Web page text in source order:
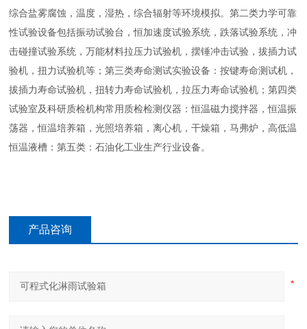
综合盐雾腐蚀，温度，湿热，综合辐射等环境模拟。第二类力学可靠
性试验设备包括振动试验台，恒加速度试验系统，跌落试验系统，冲
击碰撞试验系统，万能材料拉压力试验机，摆锤冲击试验，拔插力试
验机，扭力试验机等；第三类寿命测试实验设备：按键寿命测试机，
拔插力寿命试验机，扭转力寿命试验机，拉压力寿命试验机；第四类
试验室及科研质检机构常用质检检测仪器：恒温磁力搅拌器，恒温振
荡器，恒温培养箱，光照培养箱，离心机，干燥箱，马弗炉，高低温
恒温液槽：第五类：石油化工业生产行业设备。
产品咨询